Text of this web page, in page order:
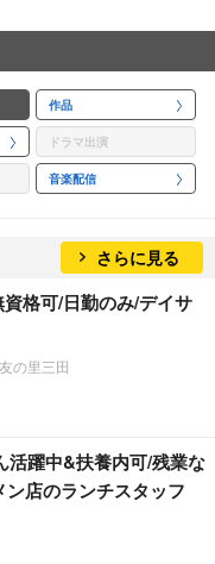
作品
ドラマ出演
音楽配信
さらに見る
資格可/日勤のみ/デイサ
の里三田
活躍中&扶養内可/残業な
店のランチスタッフ